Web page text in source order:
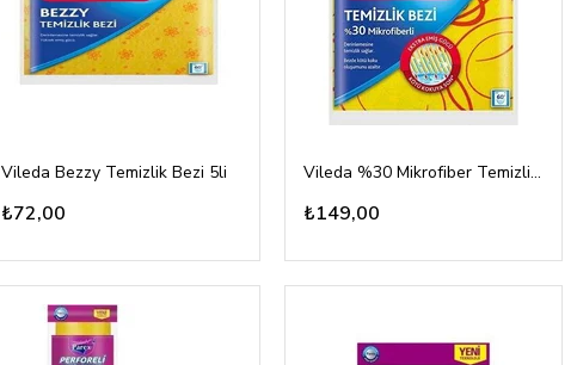
Vileda Bezzy Temizlik Bezi 5li
₺72,00
Vileda %30 Mikrofiber Temizlik Bezi 5li
₺149,00